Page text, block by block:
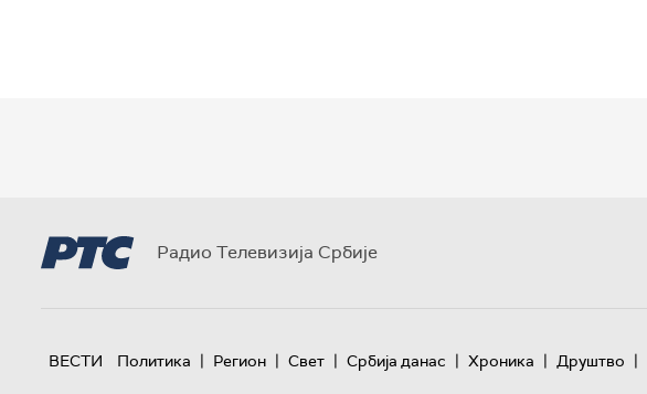
Радио Телевизија Србије
ВЕСТИ Политика | Регион | Свет | Србија данас | Хроника | Друштво |